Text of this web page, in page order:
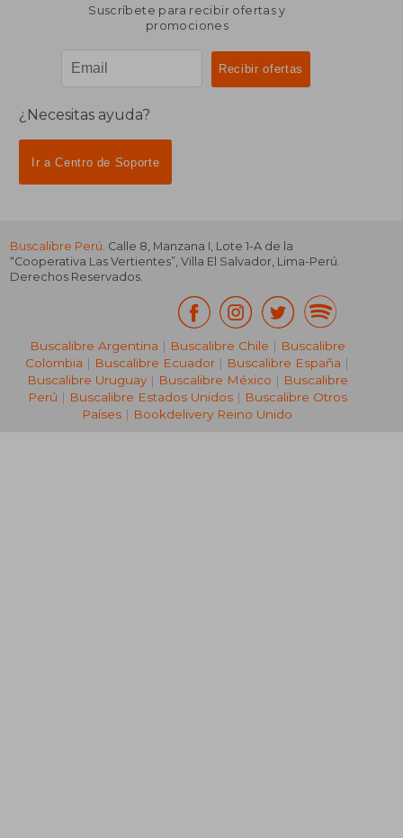
Suscríbete para recibir ofertas y
promociones
¿Necesitas ayuda?
Ir a Centro de Soporte
Buscalibre Perú. Calle 8, Manzana I, Lote 1-A de la
“Cooperativa Las Vertientes”, Villa El Salvador, Lima-Perú.
Derechos Reservados.
Buscalibre Argentina | Buscalibre Chile | Buscalibre
Colombia | Buscalibre Ecuador | Buscalibre España |
Buscalibre Uruguay| Buscalibre México | Buscalibre
Perú | Buscalibre Estados Unidos| Buscalibre Otros
Países | Bookdelivery Reino Unido